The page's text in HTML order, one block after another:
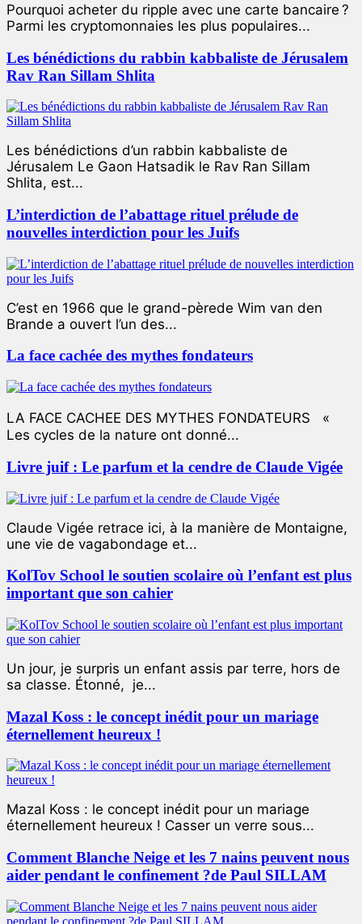
Pourquoi acheter du ripple avec une carte bancaire ?
Parmi les cryptomonnaies les plus populaires...
Les bénédictions du rabbin kabbaliste de Jérusalem
Rav Ran Sillam Shlita
Les bénédictions d’un rabbin kabbaliste de
Jérusalem Le Gaon Hatsadik le Rav Ran Sillam
Shlita, est...
L’interdiction de l’abattage rituel prélude de
nouvelles interdiction pour les Juifs
C’est en 1966 que le grand-pèrede Wim van den
Brande a ouvert l’un des...
La face cachée des mythes fondateurs
LA FACE CACHEE DES MYTHES FONDATEURS «
Les cycles de la nature ont donné...
Livre juif : Le parfum et la cendre de Claude Vigée
Claude Vigée retrace ici, à la manière de Montaigne,
une vie de vagabondage et...
KolTov School le soutien scolaire où l’enfant est plus
important que son cahier
Un jour, je surpris un enfant assis par terre, hors de
sa classe. Étonné, je...
Mazal Koss : le concept inédit pour un mariage
éternellement heureux !
Mazal Koss : le concept inédit pour un mariage
éternellement heureux ! Casser un verre sous...
Comment Blanche Neige et les 7 nains peuvent nous
aider pendant le confinement ?de Paul SILLAM